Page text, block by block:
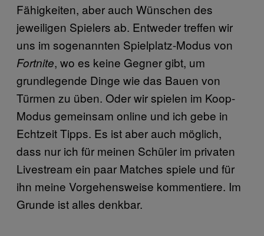
Fähigkeiten, aber auch Wünschen des
jeweiligen Spielers ab. Entweder treffen wir
uns im sogenannten Spielplatz-Modus von
Fortnite, wo es keine Gegner gibt, um
grundlegende Dinge wie das Bauen von
Türmen zu üben. Oder wir spielen im Koop-
Modus gemeinsam online und ich gebe in
Echtzeit Tipps. Es ist aber auch möglich,
dass nur ich für meinen Schüler im privaten
Livestream ein paar Matches spiele und für
ihn meine Vorgehensweise kommentiere. Im
Grunde ist alles denkbar.